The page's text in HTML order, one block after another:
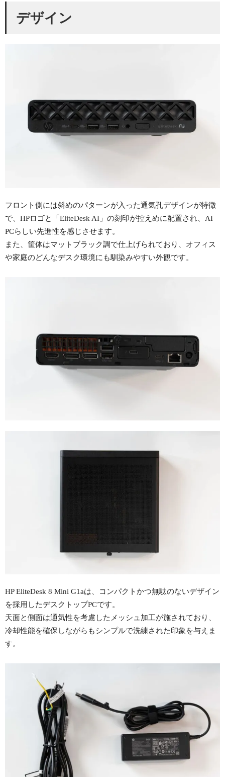
デザイン
フロント側には斜めのパターンが入った通気孔デザインが特徴
で、HPロゴと「EliteDesk AI」の刻印が控えめに配置され、AI
PCらしい先進性を感じさせます。
また、筐体はマットブラック調で仕上げられており、オフィス
や家庭のどんなデスク環境にも馴染みやすい外観です。
HP EliteDesk 8 Mini G1aは、コンパクトかつ無駄のないデザイン
を採用したデスクトップPCです。
天面と側面は通気性を考慮したメッシュ加工が施されており、
冷却性能を確保しながらもシンプルで洗練された印象を与えま
す。